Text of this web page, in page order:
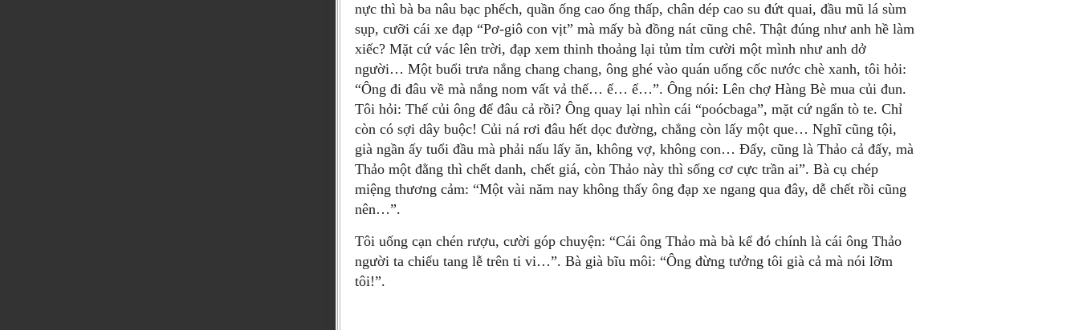
nực thì bà ba nâu bạc phếch, quần ống cao ống thấp, chân dép cao su đứt quai, đầu mũ lá sùm
sụp, cưỡi cái xe đạp “Pơ-giô con vịt” mà mấy bà đồng nát cũng chê. Thật đúng như anh hề làm
xiếc? Mặt cứ vác lên trời, đạp xem thinh thoảng lại tủm tỉm cười một mình như anh dở
người… Một buổi trưa nắng chang chang, ông ghé vào quán uống cốc nước chè xanh, tôi hỏi:
“Ông đi đâu về mà nắng nom vất vả thế… ế… ế…”. Ông nói: Lên chợ Hàng Bè mua củi đun.
Tôi hỏi: Thế củi ông để đâu cả rồi? Ông quay lại nhìn cái “poócbaga”, mặt cứ ngẩn tò te. Chỉ
còn có sợi dây buộc! Củi ná rơi đâu hết dọc đường, chẳng còn lấy một que… Nghĩ cũng tội,
già ngần ấy tuổi đầu mà phải nấu lấy ăn, không vợ, không con… Đấy, cũng là Thảo cả đấy, mà
Thảo một đằng thì chết danh, chết giá, còn Thảo này thì sống cơ cực trần ai”. Bà cụ chép
miệng thương cảm: “Một vài năm nay không thấy ông đạp xe ngang qua đây, dễ chết rồi cũng
nên…”.
Tôi uống cạn chén rượu, cười góp chuyện: “Cái ông Thảo mà bà kể đó chính là cái ông Thảo
người ta chiếu tang lễ trên ti vi…”. Bà già bĩu môi: “Ông đừng tưởng tôi già cả mà nói lỡm
tôi!”.